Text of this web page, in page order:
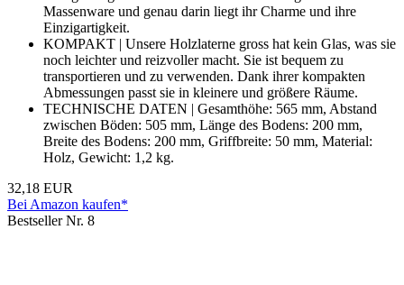
Massenware und genau darin liegt ihr Charme und ihre
Einzigartigkeit.
KOMPAKT | Unsere Holzlaterne gross hat kein Glas, was sie
noch leichter und reizvoller macht. Sie ist bequem zu
transportieren und zu verwenden. Dank ihrer kompakten
Abmessungen passt sie in kleinere und größere Räume.
TECHNISCHE DATEN | Gesamthöhe: 565 mm, Abstand
zwischen Böden: 505 mm, Länge des Bodens: 200 mm,
Breite des Bodens: 200 mm, Griffbreite: 50 mm, Material:
Holz, Gewicht: 1,2 kg.
32,18 EUR
Bei Amazon kaufen*
Bestseller Nr. 8